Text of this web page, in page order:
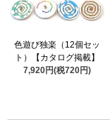
色遊び独楽（12個セッ
ト）【カタログ掲載】
7,920円(税720円)